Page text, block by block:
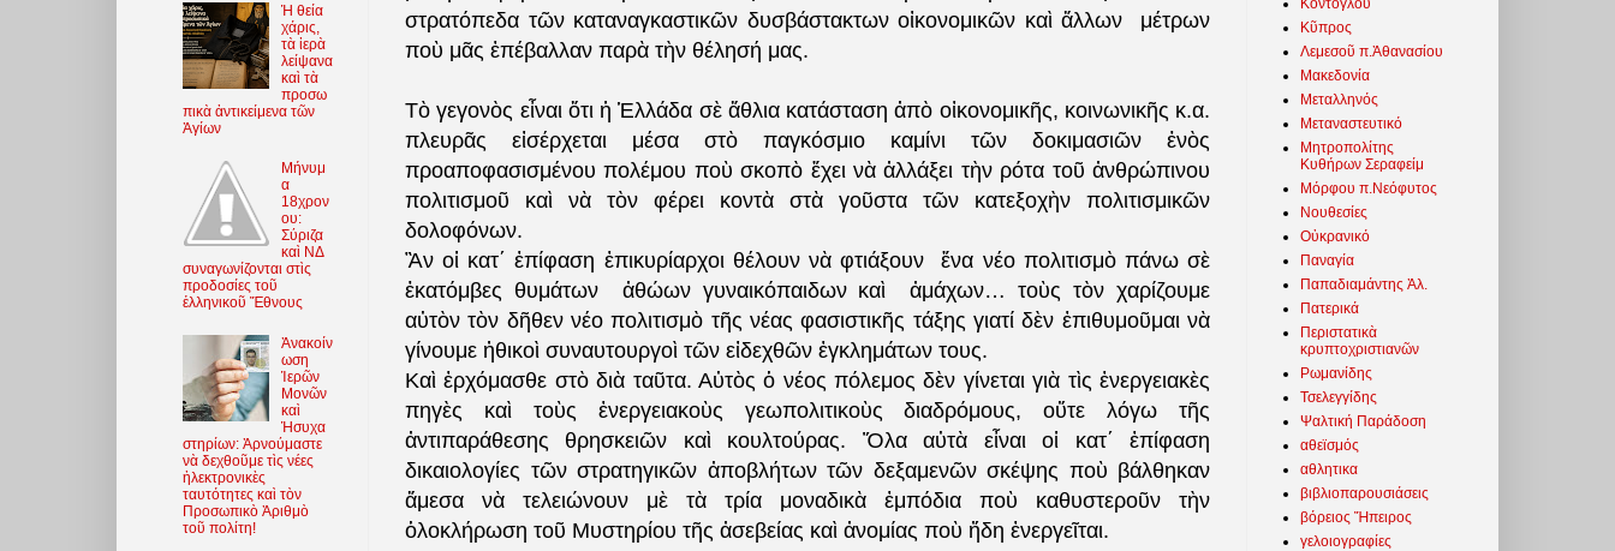
στρατόπεδα τῶν καταναγκαστικῶν δυσβάστακτων οἰκονομικῶν καὶ ἄλλων μέτρων
ποὺ μᾶς ἐπέβαλλαν παρὰ τὴν θέλησή μας.
Τὸ γεγονὸς εἶναι ὅτι ἡ Ἑλλάδα σὲ ἄθλια κατάσταση ἀπὸ οἰκονομικῆς, κοινωνικῆς κ.α.
πλευρᾶς εἰσέρχεται μέσα στὸ παγκόσμιο καμίνι τῶν δοκιμασιῶν ἑνὸς
προαποφασισμένου πολέμου ποὺ σκοπὸ ἔχει νὰ ἀλλάξει τὴν ρότα τοῦ ἀνθρώπινου
πολιτισμοῦ καὶ νὰ τὸν φέρει κοντὰ στὰ γοῦστα τῶν κατεξοχὴν πολιτισμικῶν
δολοφόνων.
Ἂν οἱ κατ΄ ἐπίφαση ἐπικυρίαρχοι θέλουν νὰ φτιάξουν ἕνα νέο πολιτισμὸ πάνω σὲ
ἑκατόμβες θυμάτων ἀθώων γυναικόπαιδων καὶ ἀμάχων… τοὺς τὸν χαρίζουμε
αὐτὸν τὸν δῆθεν νέο πολιτισμὸ τῆς νέας φασιστικῆς τάξης γιατί δὲν ἐπιθυμοῦμαι νὰ
γίνουμε ἠθικοὶ συναυτουργοὶ τῶν εἰδεχθῶν ἐγκλημάτων τους.
Καὶ ἐρχόμασθε στὸ διὰ ταῦτα. Αὐτὸς ὁ νέος πόλεμος δὲν γίνεται γιὰ τὶς ἐνεργειακὲς
πηγὲς καὶ τοὺς ἐνεργειακοὺς γεωπολιτικοὺς διαδρόμους, οὔτε λόγω τῆς
ἀντιπαράθεσης θρησκειῶν καὶ κουλτούρας. Ὅλα αὐτὰ εἶναι οἱ κατ΄ ἐπίφαση
δικαιολογίες τῶν στρατηγικῶν ἀποβλήτων τῶν δεξαμενῶν σκέψης ποὺ βάλθηκαν
ἄμεσα νὰ τελειώνουν μὲ τὰ τρία μοναδικὰ ἐμπόδια ποὺ καθυστεροῦν τὴν
ὁλοκλήρωση τοῦ Μυστηρίου τῆς ἀσεβείας καὶ ἀνομίας ποὺ ἤδη ἐνεργεῖται.
Ἡ θεία
χάρις,
τὰ ἱερὰ
λείψανα
καὶ τὰ
προσω
πικὰ ἀντικείμενα τῶν
Ἁγίων
Μήνυμ
α
18χρον
ου:
Σύριζα
καὶ ΝΔ
συναγωνίζονται στὶς
προδοσίες τοῦ
ἑλληνικοῦ Ἔθνους
Ἀνακοίν
ωση
Ἱερῶν
Μονῶν
καὶ
Ἡσυχα
στηρίων: Ἀρνούμαστε
νὰ δεχθοῦμε τὶς νέες
ἠλεκτρονικὲς
ταυτότητες καὶ τὸν
Προσωπικὸ Ἀριθμὸ
τοῦ πολίτη!
Κῦπρος
Λεμεσοῦ π.Ἀθανασίου
Μακεδονία
Μεταλληνός
Μεταναστευτικό
Μητροπολίτης
Κυθήρων Σεραφείμ
Μόρφου π.Νεόφυτος
Νουθεσίες
Οὐκρανικό
Παναγία
Παπαδιαμάντης Ἀλ.
Πατερικά
Περιστατικὰ
κρυπτοχριστιανῶν
Ρωμανίδης
Τσελεγγίδης
Ψαλτική Παράδοση
αθεϊσμός
αθλητικα
βιβλιοπαρουσιάσεις
βόρειος Ἤπειρος
γελοιογραφίες